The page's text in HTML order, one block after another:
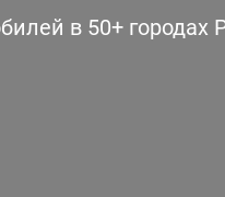
в 50+ городах